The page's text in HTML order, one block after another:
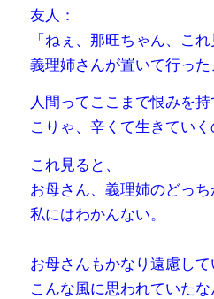
友人：
「ねぇ、那旺ちゃん、これ
義理姉さんが置いて行った
人間ってここまで恨みを持
こりゃ、辛くて生きていく
これ見ると、
お母さん、義理姉のどっち
私にはわかんない。
お母さんもかなり遠慮して
こんな風に思われていたな